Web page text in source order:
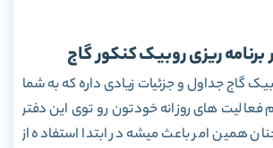
ریزی روبیک کنکور گاج
گاج جداول و جزئیات زیادی داره که به شما
فعالیت های روزانه خودتون رو توی این دفتر
همین امر باعث میشه در ابتدا استفاده از